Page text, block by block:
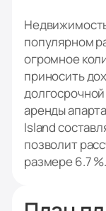
популярном
огромное
приносить
аренды
Island
позволит
размере 6.7 %.